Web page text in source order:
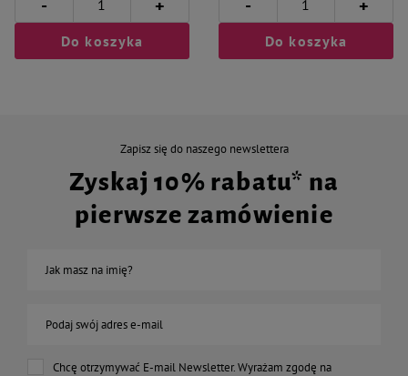
+
Do koszyka
+
Do koszyka
Zapisz się do naszego newslettera
Zyskaj 10% rabatu* na
pierwsze zamówienie
Jak masz na imię?
Podaj swój adres e-mail
Chcę otrzymywać E-mail Newsletter. Wyrażam zgodę na